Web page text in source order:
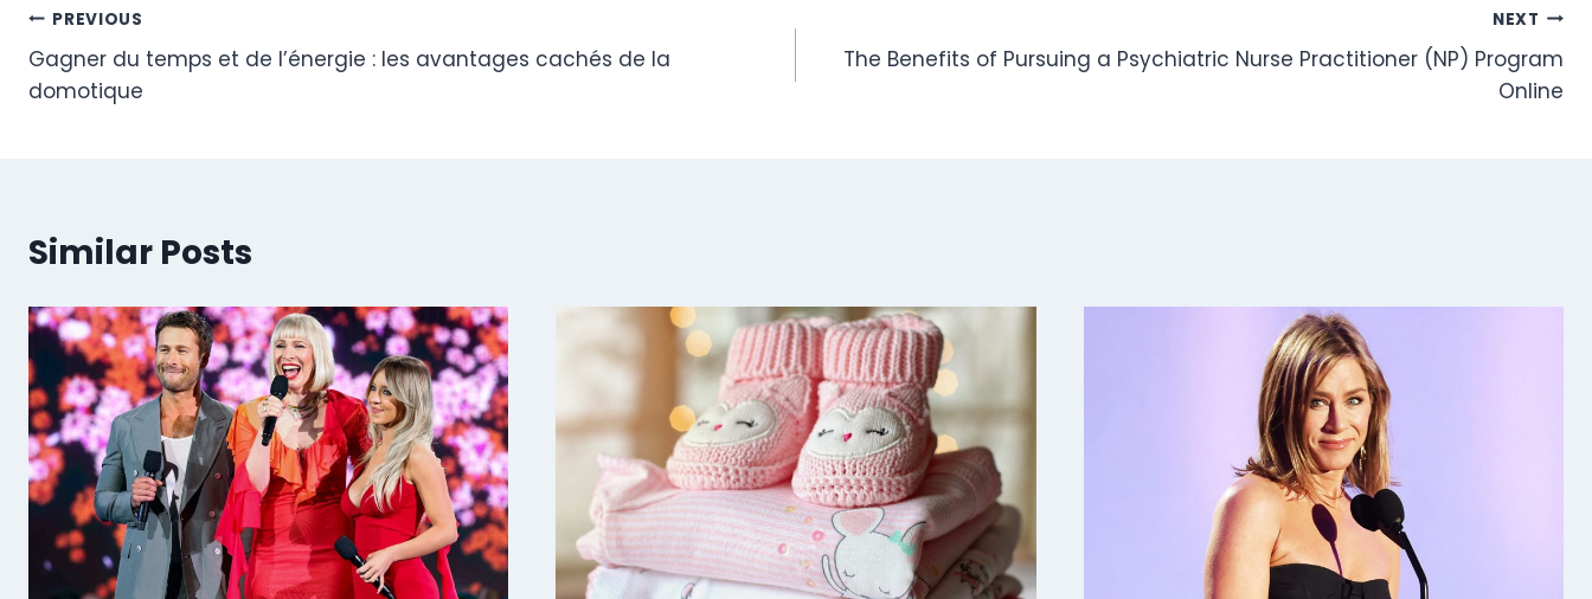
Post
navigation
PREVIOUS
Gagner du temps et de l’énergie : les avantages cachés de la
domotique
NEXT
The Benefits of Pursuing a Psychiatric Nurse Practitioner (NP) Program
Online
Similar Posts